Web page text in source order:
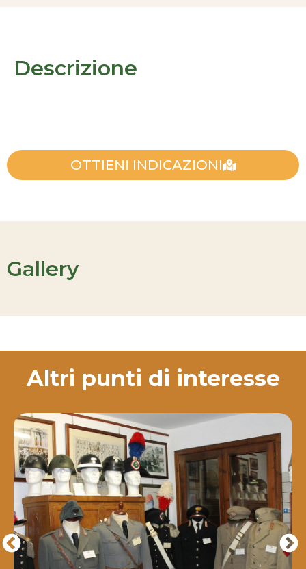
Descrizione
OTTIENI INDICAZIONI
Gallery
Altri punti di interesse